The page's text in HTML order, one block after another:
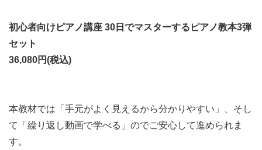
初心者向けピアノ講座 30日でマスターするピアノ教本3弾
セット
36,080円(税込)
本教材では「手元がよく見えるから分かりやすい」、そし
て「 繰り返し動画で学べる」のでご安心して進められま
す。